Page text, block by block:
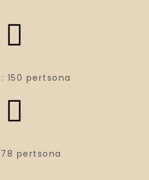
150 pertsona
pertsona